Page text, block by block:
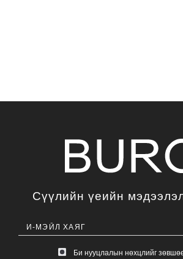
Сүүлийн үеийн
Би нууцлалын нөхцлийг